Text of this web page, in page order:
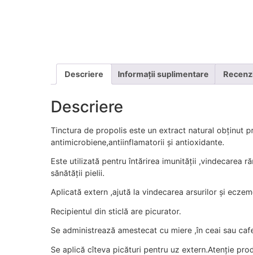
Descriere Informații suplimentare
Descriere
Tinctura de propolis este un extract natural obținut
antimicrobiene,antiinflamatorii și antioxidante.
Este utilizată pentru întărirea imunității ,vindecarea
sănătății pielii.
Aplicată extern ,ajută la vindecarea arsurilor și
Recipientul din sticlă are picurator.
Se administrează amestecat cu miere ,în ceai sau
Se aplică cîteva picături pentru uz extern.Atenție